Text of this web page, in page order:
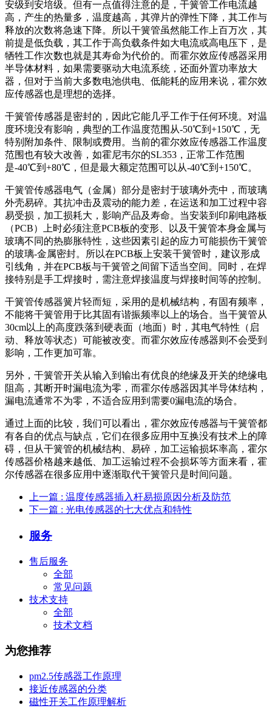
安级到安培级。但有一点值得注意的是，干簧管工作电流越
高，产生的热量多，温度越高，其弹片的弹性下降，其工作与
释放的次数将急速下降。所以干簧管虽然能工作上百万次，其
前提是低负载，其工作于高负载条件如大电流或高电压下，是
牺牲工作次数也就是其寿命为代价的。而霍尔效应传感器采用
半导体材料，如果需要驱动大电流系统，还面外置功率放大
器，但对于当前大多数电池供电、低能耗的应用来说，霍尔效
应传感器也是理想的选择。
干簧管传感器是密封的，因此它能几乎工作于任何环境。对温
度环境没有影响，典型的工作温度范围从-50℃到+150℃，无
特别附加条件、限制或费用。当前的霍尔效应传感器工作温度
范围也有较大改善，如霍尼韦尔的SL353，正常工作范围
是-40℃到+80℃，但是最大额定范围可以从-40℃到+150℃。
干簧管传感器电气（金属）部分是密封于玻璃外壳中，而玻璃
外壳易碎。其抗冲击及震动的能力差，在运送和加工过程中容
易受损，加工损耗大，影响产品及寿命。当安装到印刷电路板
（PCB）上时必须注意PCB板的变形、以及干簧管本身金属与
玻璃不同的热膨胀特性，这些因素引起的应力可能损伤干簧管
的玻璃-金属密封。所以在PCB板上安装干簧管时，建议形成
引线角，并在PCB板与干簧管之间留下适当空间。同时，在焊
接特别是手工焊接时，需注意焊接温度与焊接时间等的控制。
干簧管传感器簧片轻而短，采用的是机械结构，有固有频率，
不能将干簧管用于比其固有谐振频率以上的场合。当干簧管从
30cm以上的高度跌落到硬表面（地面）时，其电气特性（启
动、释放等状态）可能被改变。而霍尔效应传感器则不会受到
影响，工作更加可靠。
另外，干簧管开关从输入到输出有优良的绝缘及开关的绝缘电
阻高，其断开时漏电流为零，而霍尔传感器因其半导体结构，
漏电流通常不为零，不适合应用到需要0漏电流的场合。
通过上面的比较，我们可以看出，霍尔效应传感器与干簧管都
有各自的优点与缺点，它们在很多应用中互换没有技术上的障
碍，但从干簧管的机械结构、易碎，加工运输损坏率高，霍尔
传感器价格越来越低、加工运输过程不会损坏等方面来看，霍
尔传感器在很多应用中逐渐取代干簧管只是时间问题。
上一篇 : 温度传感器插入杆易损原因分析及防范
下一篇 : 光电传感器的七大优点和特性
服务
售后服务
全部
常见问题
技术支持
全部
技术文档
为您推荐
pm2.5传感器工作原理
接近传感器的分类
磁性开关工作原理解析